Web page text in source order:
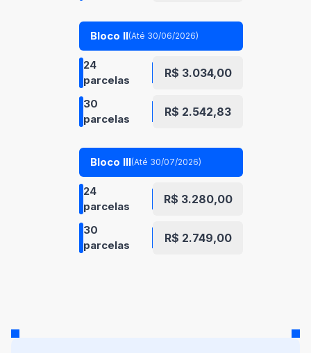
Bloco II(Até 30/06/2026)
24
parcelas
R$ 3.034,00
30
parcelas
R$ 2.542,83
Bloco III(Até 30/07/2026)
24
parcelas
R$ 3.280,00
30
parcelas
R$ 2.749,00